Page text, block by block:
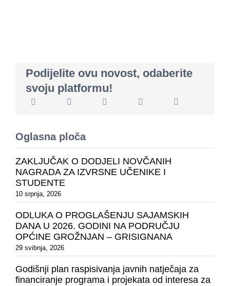
Podijelite ovu novost, odaberite
svoju platformu!
Oglasna ploča
ZAKLJUČAK O DODJELI NOVČANIH
NAGRADA ZA IZVRSNE UČENIKE I
STUDENTE
10 srpnja, 2026
ODLUKA O PROGLAŠENJU SAJAMSKIH
DANA U 2026. GODINI NA PODRUČJU
OPĆINE GROŽNJAN – GRISIGNANA
29 svibnja, 2026
Godišnji plan raspisivanja javnih natječaja za
financiranje programa i projekata od interesa za